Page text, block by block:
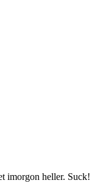
imorgon heller. Suck!